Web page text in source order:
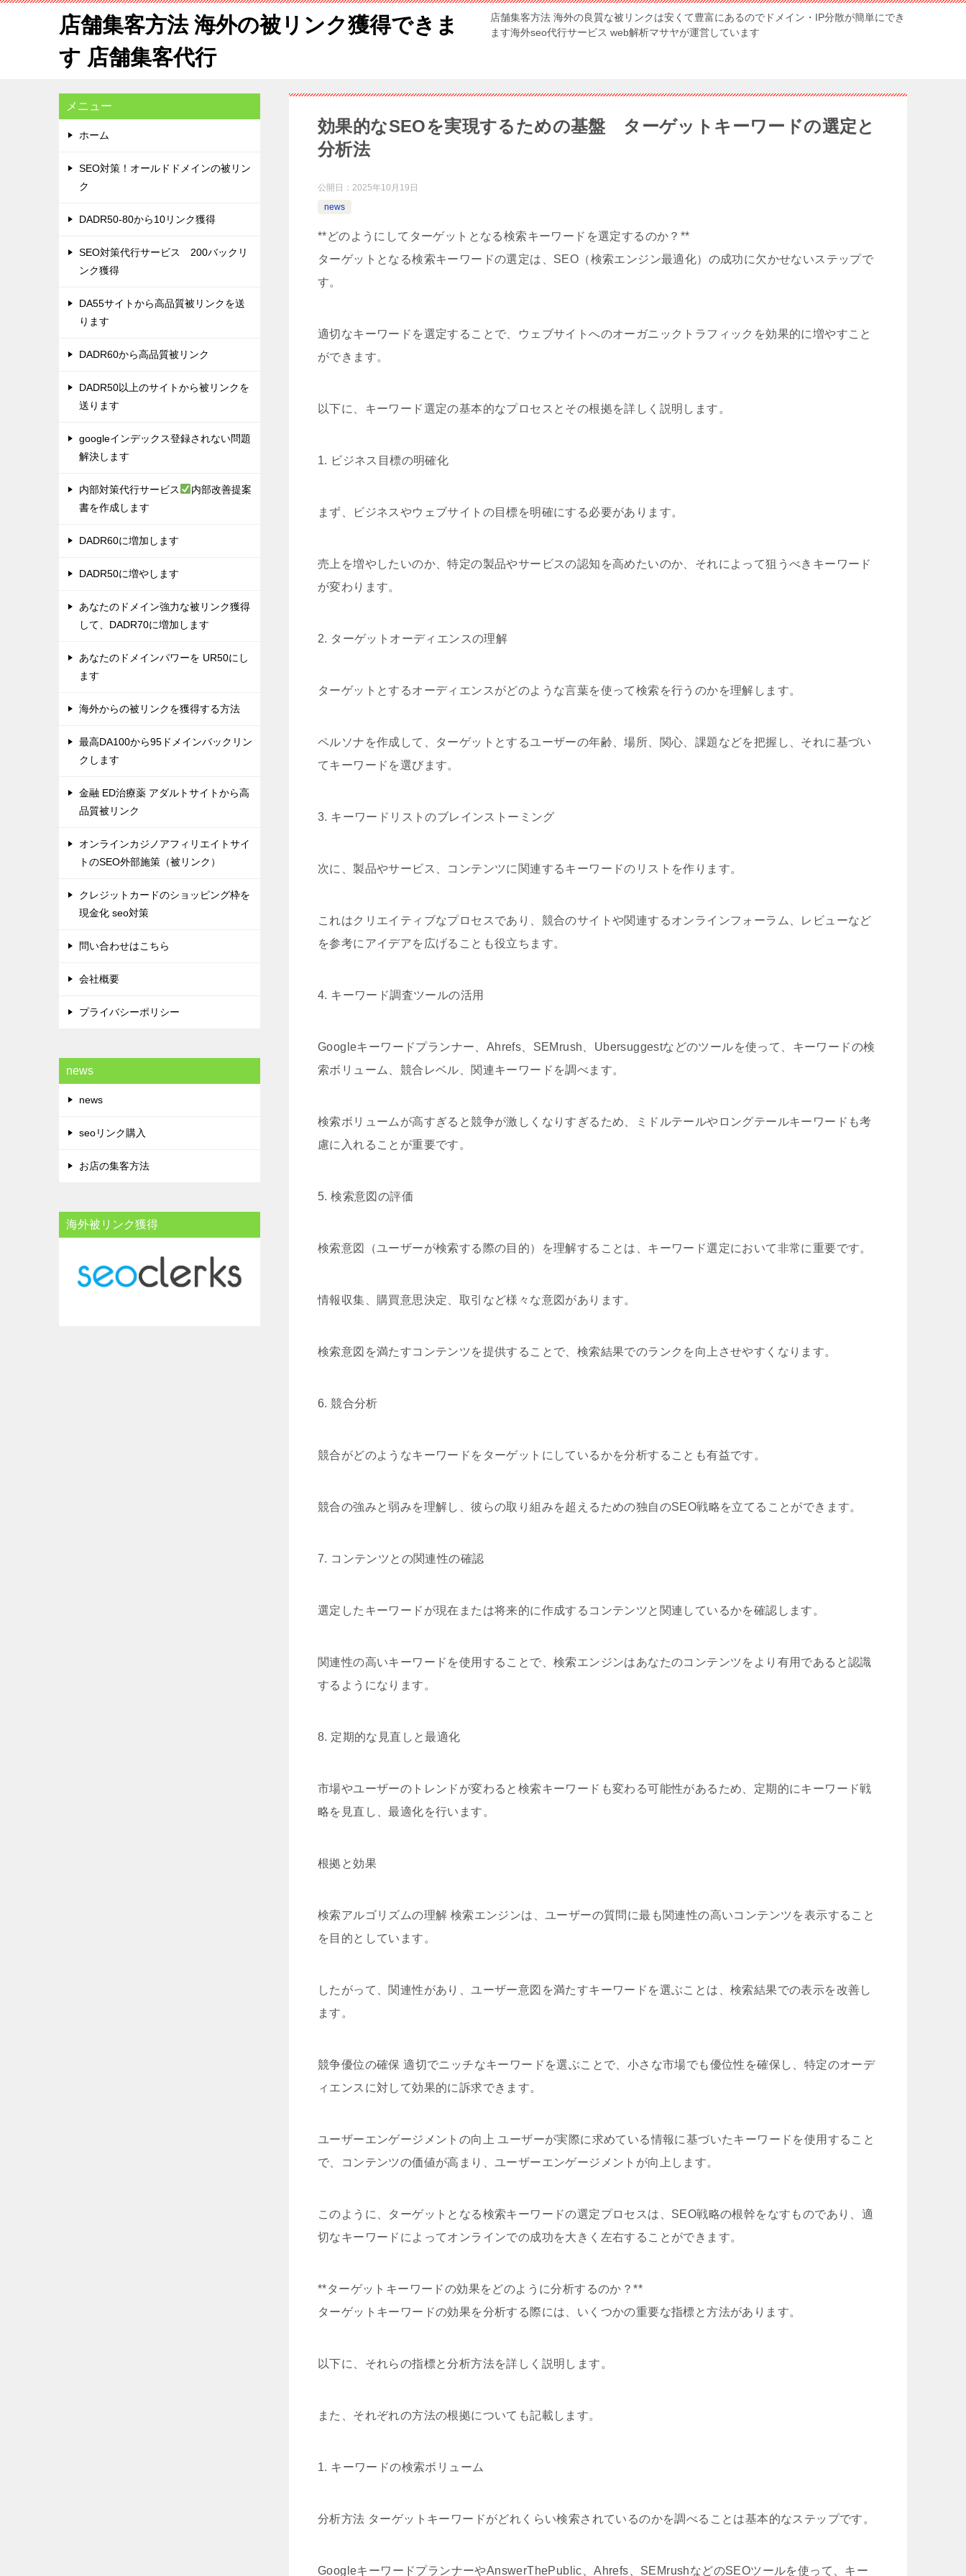
店舗集客方法 海外の被リンク獲得できま
す 店舗集客代行
店舗集客方法 海外の良質な被リンクは安くて豊富にあるのでドメイン・IP分散が簡単にでき
ます海外seo代行サービス web解析マサヤが運営しています
効果的なSEOを実現するための基盤 ターゲットキーワードの選定と
分析法
公開日： 2025年10月19日
news
**どのようにしてターゲットとなる検索キーワードを選定するのか？**
ターゲットとなる検索キーワードの選定は、SEO（検索エンジン最適化）の成功に欠かせないステップで
す。
適切なキーワードを選定することで、ウェブサイトへのオーガニックトラフィックを効果的に増やすこと
ができます。
以下に、キーワード選定の基本的なプロセスとその根拠を詳しく説明します。
1. ビジネス目標の明確化
まず、ビジネスやウェブサイトの目標を明確にする必要があります。
売上を増やしたいのか、特定の製品やサービスの認知を高めたいのか、それによって狙うべきキーワード
が変わります。
2. ターゲットオーディエンスの理解
ターゲットとするオーディエンスがどのような言葉を使って検索を行うのかを理解します。
ペルソナを作成して、ターゲットとするユーザーの年齢、場所、関心、課題などを把握し、それに基づい
てキーワードを選びます。
3. キーワードリストのブレインストーミング
次に、製品やサービス、コンテンツに関連するキーワードのリストを作ります。
これはクリエイティブなプロセスであり、競合のサイトや関連するオンラインフォーラム、レビューなど
を参考にアイデアを広げることも役立ちます。
4. キーワード調査ツールの活用
Googleキーワードプランナー、Ahrefs、SEMrush、Ubersuggestなどのツールを使って、キーワードの検
索ボリューム、競合レベル、関連キーワードを調べます。
検索ボリュームが高すぎると競争が激しくなりすぎるため、ミドルテールやロングテールキーワードも考
慮に入れることが重要です。
5. 検索意図の評価
検索意図（ユーザーが検索する際の目的）を理解することは、キーワード選定において非常に重要です。
情報収集、購買意思決定、取引など様々な意図があります。
検索意図を満たすコンテンツを提供することで、検索結果でのランクを向上させやすくなります。
6. 競合分析
競合がどのようなキーワードをターゲットにしているかを分析することも有益です。
競合の強みと弱みを理解し、彼らの取り組みを超えるための独自のSEO戦略を立てることができます。
7. コンテンツとの関連性の確認
選定したキーワードが現在または将来的に作成するコンテンツと関連しているかを確認します。
関連性の高いキーワードを使用することで、検索エンジンはあなたのコンテンツをより有用であると認識
するようになります。
8. 定期的な見直しと最適化
市場やユーザーのトレンドが変わると検索キーワードも変わる可能性があるため、定期的にキーワード戦
略を見直し、最適化を行います。
根拠と効果
検索アルゴリズムの理解 検索エンジンは、ユーザーの質問に最も関連性の高いコンテンツを表示すること
を目的としています。
したがって、関連性があり、ユーザー意図を満たすキーワードを選ぶことは、検索結果での表示を改善し
ます。
競争優位の確保 適切でニッチなキーワードを選ぶことで、小さな市場でも優位性を確保し、特定のオーデ
ィエンスに対して効果的に訴求できます。
ユーザーエンゲージメントの向上 ユーザーが実際に求めている情報に基づいたキーワードを使用すること
で、コンテンツの価値が高まり、ユーザーエンゲージメントが向上します。
このように、ターゲットとなる検索キーワードの選定プロセスは、SEO戦略の根幹をなすものであり、適
切なキーワードによってオンラインでの成功を大きく左右することができます。
**ターゲットキーワードの効果をどのように分析するのか？**
ターゲットキーワードの効果を分析する際には、いくつかの重要な指標と方法があります。
以下に、それらの指標と分析方法を詳しく説明します。
また、それぞれの方法の根拠についても記載します。
1. キーワードの検索ボリューム
分析方法 ターゲットキーワードがどれくらい検索されているのかを調べることは基本的なステップです。
GoogleキーワードプランナーやAnswerThePublic、Ahrefs、SEMrushなどのSEOツールを使って、キー
メニュー
ホーム
SEO対策！オールドドメインの被リン
ク
DADR50-80から10リンク獲得
SEO対策代行サービス 200バックリ
ンク獲得
DA55サイトから高品質被リンクを送
ります
DADR60から高品質被リンク
DADR50以上のサイトから被リンクを
送ります
googleインデックス登録されない問題
解決します
内部対策代行サービス
内部改善提案
書を作成します
DADR60に増加します
DADR50に増やします
あなたのドメイン強力な被リンク獲得
して、DADR70に増加します
あなたのドメインパワーを UR50にし
ます
海外からの被リンクを獲得する方法
最高DA100から95ドメインバックリン
クします
金融 ED治療薬 アダルトサイトから高
品質被リンク
オンラインカジノアフィリエイトサイ
トのSEO外部施策（被リンク）
クレジットカードのショッピング枠を
現金化 seo対策
問い合わせはこちら
会社概要
プライバシーポリシー
news
news
seoリンク購入
お店の集客方法
海外被リンク獲得